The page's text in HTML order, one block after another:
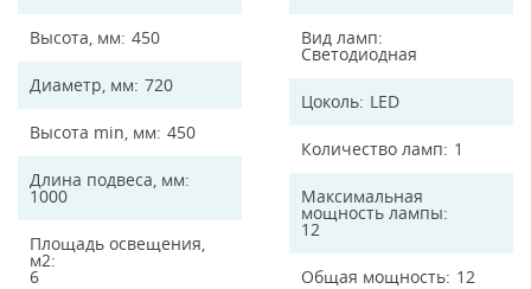
Высота, мм 450
Диаметр, мм 720
Высота min, мм 450
Длина подвеса, мм
1000
Площадь освещения,
м2
6
Вид ламп
Светодиодная
Цоколь LED
Количество ламп 1
Максимальная
мощность лампы
12
Общая мощность 12